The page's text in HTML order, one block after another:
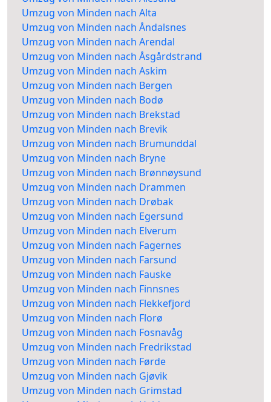
Umzug von Minden nach Alta
Umzug von Minden nach Åndalsnes
Umzug von Minden nach Arendal
Umzug von Minden nach Åsgårdstrand
Umzug von Minden nach Askim
Umzug von Minden nach Bergen
Umzug von Minden nach Bodø
Umzug von Minden nach Brekstad
Umzug von Minden nach Brevik
Umzug von Minden nach Brumunddal
Umzug von Minden nach Bryne
Umzug von Minden nach Brønnøysund
Umzug von Minden nach Drammen
Umzug von Minden nach Drøbak
Umzug von Minden nach Egersund
Umzug von Minden nach Elverum
Umzug von Minden nach Fagernes
Umzug von Minden nach Farsund
Umzug von Minden nach Fauske
Umzug von Minden nach Finnsnes
Umzug von Minden nach Flekkefjord
Umzug von Minden nach Florø
Umzug von Minden nach Fosnavåg
Umzug von Minden nach Fredrikstad
Umzug von Minden nach Førde
Umzug von Minden nach Gjøvik
Umzug von Minden nach Grimstad